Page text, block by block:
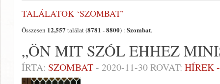
TALÁLATOK ‘SZOMBAT’
Összesen 12,557 találat (8781 -8800) : Szombat.
„ÖN MIT SZÓL EHHEZ
ÍRTA: SZOMBAT- 2020-11-30ROVAT: HÍREK